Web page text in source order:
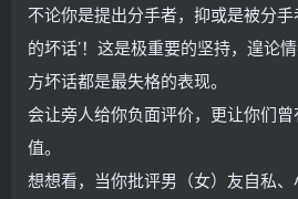
不论你是提出分手者，抑或是被分手
的坏话’！这是极重要的坚持，遑论
方坏话都是最失格的表现。
会让旁人给你负面评价，更让你们
值。
想想看，当你批评男（女）友自私、